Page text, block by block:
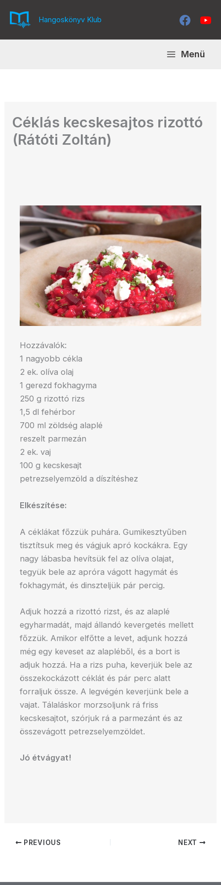
Hangoskönyv Klub
Menü
Céklás kecskesajtos rizottó
(Rátóti Zoltán)
Hozzávalók:
1 nagyobb cékla
2 ek. olíva olaj
1 gerezd fokhagyma
250 g rizottó rizs
1,5 dl fehérbor
700 ml zöldség alaplé
reszelt parmezán
2 ek. vaj
100 g kecskesajt
petrezselyemzöld a díszítéshez
Elkészítése:
A céklákat főzzük puhára. Gumikesztyűben
tisztítsuk meg és vágjuk apró kockákra. Egy
nagy lábasba hevítsük fel az olíva olajat,
tegyük bele az apróra vágott hagymát és
fokhagymát, és dinszteljük pár percig.
Adjuk hozzá a rizottó rizst, és az alaplé
egyharmadát, majd állandó kevergetés mellett
főzzük. Amikor elfőtte a levet, adjunk hozzá
még egy keveset az alapléből, és a bort is
adjuk hozzá. Ha a rizs puha, keverjük bele az
összekockázott céklát és pár perc alatt
forraljuk össze. A legvégén keverjünk bele a
vajat. Tálaláskor morzsoljunk rá friss
kecskesajtot, szórjuk rá a parmezánt és az
összevágott petrezselyemzöldet.
Jó étvágyat!
PREVIOUS NEXT